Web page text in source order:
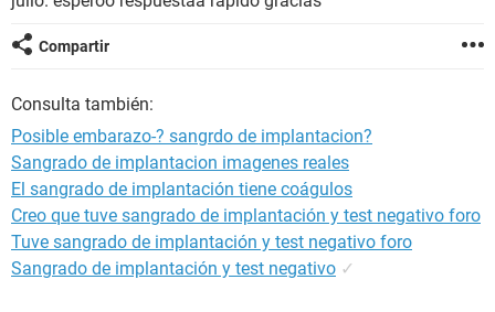
Compartir
Consulta también:
Posible embarazo-? sangrdo de implantacion?
Sangrado de implantacion imagenes reales
El sangrado de implantación tiene coágulos
Creo que tuve sangrado de implantación y test negativo foro
Tuve sangrado de implantación y test negativo foro
Sangrado de implantación y test negativo ✓